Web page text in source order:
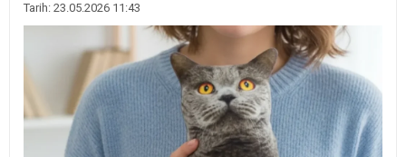
Tarih: 23.05.2026 11:43